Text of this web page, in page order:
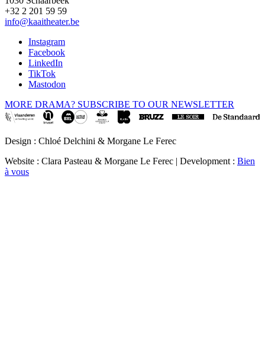
+32 2 201 59 59
info@kaaitheater.be
Instagram
Facebook
LinkedIn
TikTok
Mastodon
MORE DRAMA? SUBSCRIBE TO OUR NEWSLETTER
Design : Chloé Delchini & Morgane Le Ferec
Website : Clara Pasteau & Morgane Le Ferec | Development : Bien
à vous